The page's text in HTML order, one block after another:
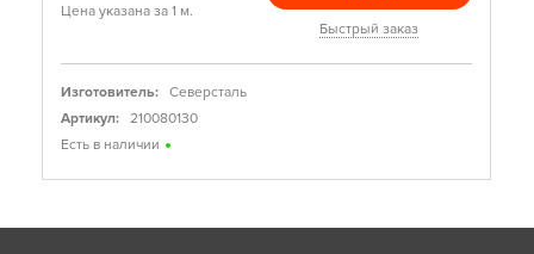
Цена указана за 1 м.
Быстрый заказ
Изготовитель:
Северсталь
Артикул:
210080130
Есть в наличии